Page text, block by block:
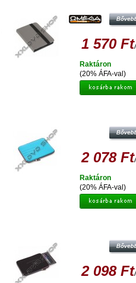
1 570 Ft
(20% ÁFA-val)
Raktáron
2 078 Ft
(20% ÁFA-val)
Raktáron
2 098 Ft